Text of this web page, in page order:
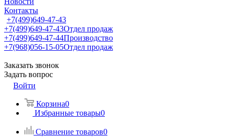
Контакты
+7(499)649-47-43
+7(499)649-47-43Отдел продаж
+7(499)649-47-44Производство
+7(968)056-15-05Отдел продаж
Заказать звонок
Задать вопрос
Войти
Корзина0
Избранные товары0
Сравнение товаров0